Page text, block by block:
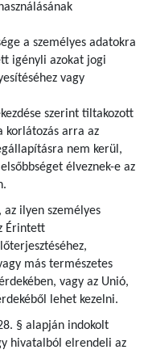
a személyes adatokra
igényli azokat jogi
vagy
szerint tiltakozott
korlátozás arra az
nem kerül,
élveznek-e az
az ilyen személyes
Érintett
más természetes
vagy az Unió,
lehet kezelni.
§ alapján indokolt
hivatalból elrendeli az